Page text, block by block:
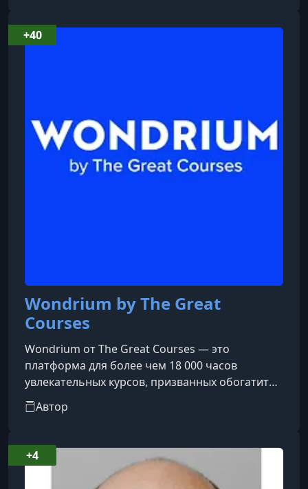
Wondrium by The Great
Courses
Wondrium от The Great Courses — это
платформа для более чем 18 000 часов
увлекательных курсов, призванных обогатить
и улучшить вашу жизнь. Академически
всеобъемлющие и неустанно увлекательные,
протяжении всей жизни встретиться лицом к
лицу с величайшими профессорами мира и
профильными экспертами по самым разным
Автор
+40
+4